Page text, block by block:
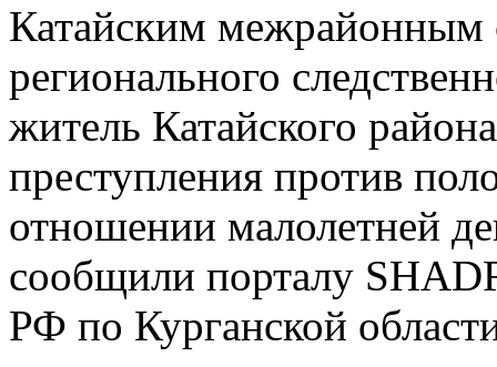
Катайским межрайонным
регионального
житель Катайского
преступления против
отношении малолетней
сообщили порталу
РФ по Курганской